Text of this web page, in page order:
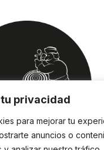
privacidad
para mejorar tu
anuncios o